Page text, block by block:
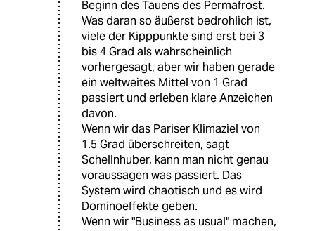
Beginn des Tauens des Permafrost.
Was daran so äußerst bedrohlich ist,
viele der Kipppunkte sind erst bei 3
bis 4 Grad als wahrscheinlich
vorhergesagt, aber wir haben gerade
ein weltweites Mittel von 1 Grad
passiert und erleben klare Anzeichen
davon.
Wenn wir das Pariser Klimaziel von
1.5 Grad überschreiten, sagt
Schellnhuber, kann man nicht genau
voraussagen was passiert. Das
System wird chaotisch und es wird
Dominoeffekte geben.
Wenn wir "Business as usual" machen,